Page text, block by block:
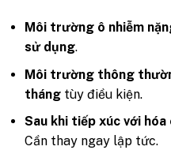
Môi trường ô nhiễm
sử dụng.
Môi trường thông
tháng tùy điều kiện.
Sau khi tiếp xúc với
Cần thay ngay lập tức.